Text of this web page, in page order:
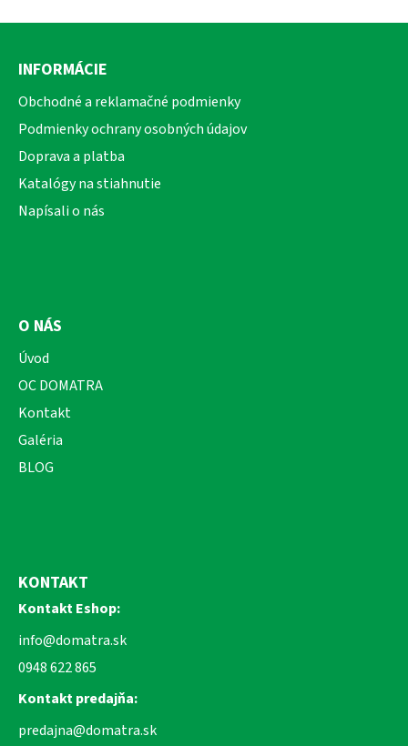
Z
INFORMÁCIE
Obchodné a reklamačné podmienky
Podmienky ochrany osobných údajov
Doprava a platba
Katalógy na stiahnutie
Napísali o nás
O NÁS
Úvod
OC DOMATRA
Kontakt
Galéria
BLOG
KONTAKT
Kontakt Eshop:
info@domatra.sk
0948 622 865
Kontakt predajňa:
predajna@domatra.sk